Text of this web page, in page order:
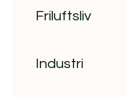
Friluftsliv
Industri